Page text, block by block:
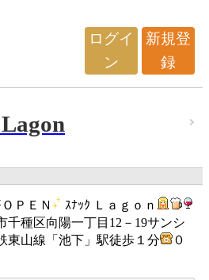
ログイ
ン
新規登
録
ＯＰＥＮ
ｽﾅｯｸ Ｌａｇｏｎ
千種区向陽一丁目12－19サンシ
東山線「池下」駅徒歩１分
０